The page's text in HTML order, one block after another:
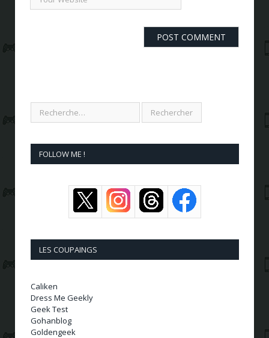
FOLLOW ME !
LES COUPAINGS
Caliken
Dress Me Geekly
Geek Test
Gohanblog
Goldengeek